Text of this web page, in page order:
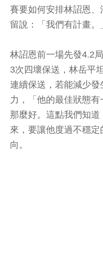
賽要如何安排林詔恩
留說：「我們有計畫。
林詔恩前一場先發4.2
3次四壞保送，林岳平
連續保送，若能減少
力，「他的最佳狀態
那麼好。這點我們知
來，要讓他度過不穩
向。